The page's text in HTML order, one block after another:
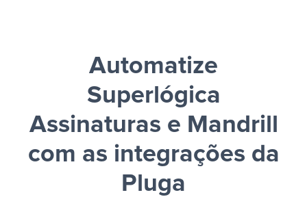
Automatize
Superlógica
Assinaturas e Mandrill
com as integrações da
Pluga